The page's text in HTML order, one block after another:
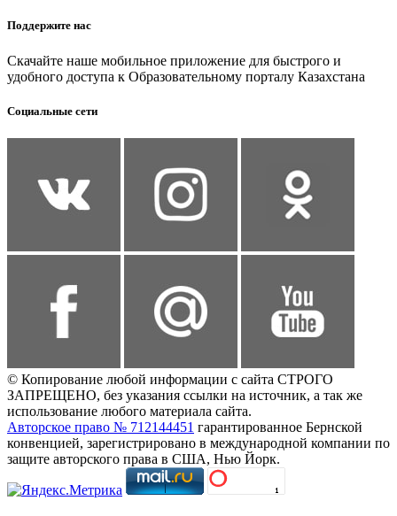
Поддержите нас
Скачайте наше мобильное приложение для быстрого и
удобного доступа к Образовательному порталу Казахстана
Социальные сети
© Копирование любой информации с сайта СТРОГО
ЗАПРЕЩЕНО, без указания ссылки на источник, а так же
использование любого материала сайта.
Авторское право № 712144451 гарантированное Бернской
конвенцией, зарегистрировано в международной компании по
защите авторского права в США, Нью Йорк.